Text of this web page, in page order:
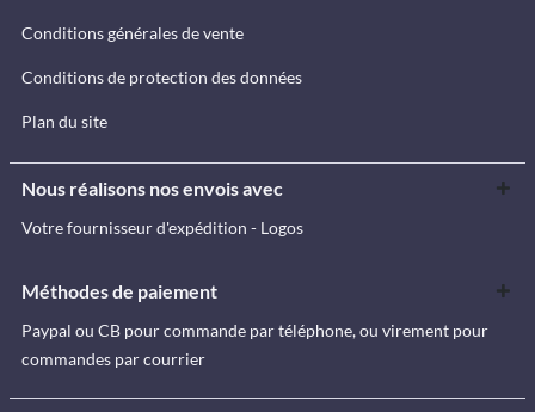
Conditions générales de vente
Conditions de protection des données
Plan du site
Nous réalisons nos envois avec
Votre fournisseur d'expédition - Logos
Méthodes de paiement
Paypal ou CB pour commande par téléphone, ou virement pour
commandes par courrier